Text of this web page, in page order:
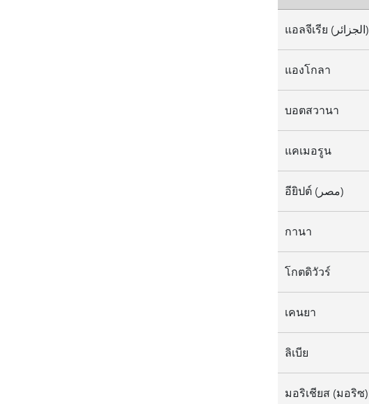
แอลจีเรีย (الجزائر)
แองโกลา
บอตสวานา
แคเมอรูน
อียิปต์ (مصر)
กานา
โกตดิวัวร์
เคนยา
ลิเบีย
มอริเชียส (มอริซ)